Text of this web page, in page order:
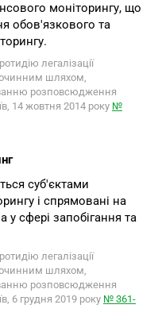
моніторингу, що
обов'язкового та
легалізації
шляхом,
розповсюдження
14 жовтня 2014 року №
суб'єктами
і спрямовані на
сфері запобігання та
легалізації
шляхом,
розповсюдження
6 грудня 2019 року № 361-